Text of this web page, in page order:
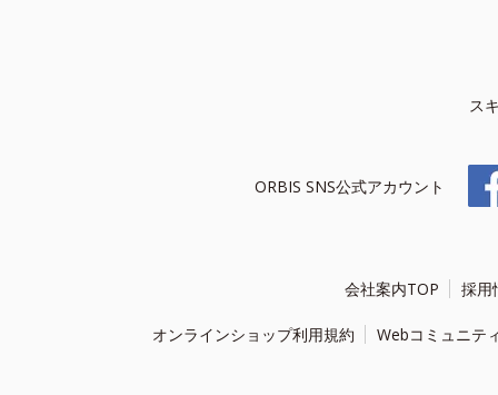
ス
ORBIS SNS公式アカウント
会社案内TOP 採用
オンラインショップ利用規約 Webコミュニテ